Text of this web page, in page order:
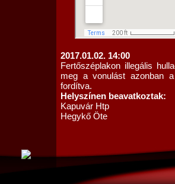
2017.01.02. 14:00
Fertőszéplakon illegális
meg a vonulást azonban
fordítva.
Helyszínen beavatkoztak:
Kapuvár Htp
Hegykő Öte